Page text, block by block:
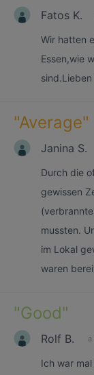
Fatos K.
Wir hatten
Essen,wie
"Average"
Janina S.
Durch die
gewissen
mussten.
im Lokal
waren
"Good"
Rolf B.
Ich war